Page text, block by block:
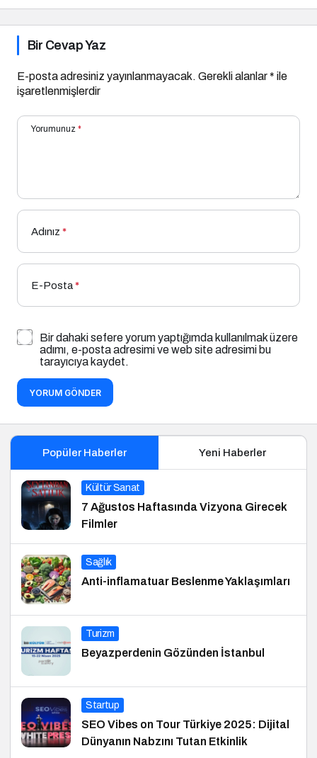
Bir Cevap Yaz
E-posta adresiniz yayınlanmayacak. Gerekli alanlar* ile
işaretlenmişlerdir
Yorumunuz *
Adınız *
E-Posta*
Bir dahaki sefere yorum yaptığımda kullanılmak üzere
adımı, e-posta adresimi ve web site adresimi bu
tarayıcıya kaydet.
YORUM GÖNDER
Popüler Haberler Yeni Haberler
Kültür Sanat
7 Ağustos Haftasında Vizyona Girecek
Filmler
Sağlık
Anti-inflamatuar Beslenme Yaklaşımları
Turizm
Beyazperdenin Gözünden İstanbul
Startup
SEO Vibes on Tour Türkiye 2025: Dijital
Dünyanın Nabzını Tutan Etkinlik